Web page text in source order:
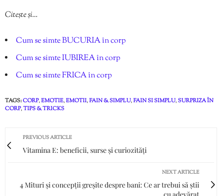
Citește și…
Cum se simte BUCURIA în corp
Cum se simte IUBIREA în corp
Cum se simte FRICA în corp
TAGS:CORP,EMOTIE,EMOTII,FAIN & SIMPLU,FAIN SI SIMPLU,SURPRIZA ÎN
CORP,TIPS & TRICKS
PREVIOUS ARTICLE
Vitamina E: beneficii, surse și curiozități
NEXT ARTICLE
4 Mituri și concepții greșite despre bani: Ce ar trebui să știi